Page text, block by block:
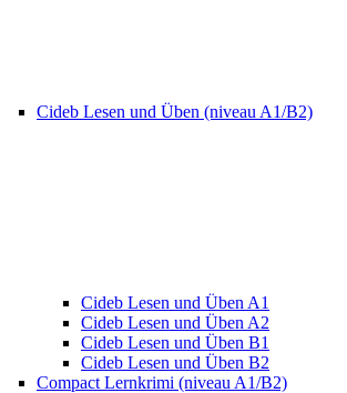
Cideb Lesen und Üben (niveau A1/B2)
Cideb Lesen und Üben A1
Cideb Lesen und Üben A2
Cideb Lesen und Üben B1
Cideb Lesen und Üben B2
Compact Lernkrimi (niveau A1/B2)